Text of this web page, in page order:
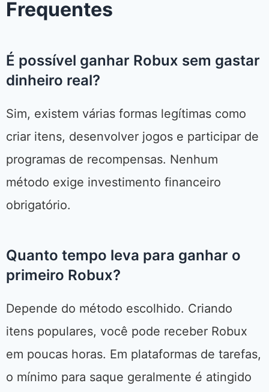
Frequentes
É possível ganhar Robux sem gastar
dinheiro real?
Sim, existem várias formas legítimas como
criar itens, desenvolver jogos e participar de
programas de recompensas. Nenhum
método exige investimento financeiro
obrigatório.
Quanto tempo leva para ganhar o
primeiro Robux?
Depende do método escolhido. Criando
itens populares, você pode receber Robux
em poucas horas. Em plataformas de tarefas,
o mínimo para saque geralmente é atingido